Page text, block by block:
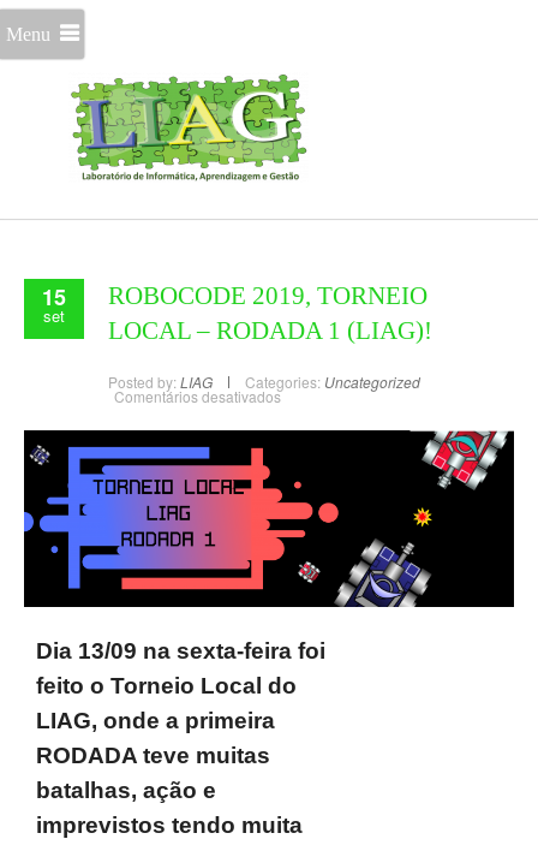
Menu
15
set
ROBOCODE 2019, TORNEIO
LOCAL – RODADA 1 (LIAG)!
Posted by: LIAG Categories: Uncategorized
Comentários desativados
Dia 13/09 na sexta-feira foi
feito o Torneio Local do
LIAG, onde a primeira
RODADA teve muitas
batalhas, ação e
imprevistos tendo muita